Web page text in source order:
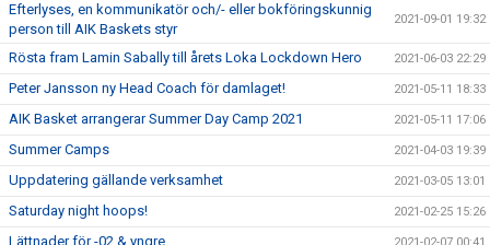
Efterlyses, en kommunikatör och/- eller bokföringskunnig
person till AIK Baskets styr
2021-09-01 19:32
Rösta fram Lamin Sabally till årets Loka Lockdown Hero 2021-06-03 22:29
Peter Jansson ny Head Coach för damlaget! 2021-05-11 18:33
AIK Basket arrangerar Summer Day Camp 2021 2021-05-11 17:06
Summer Camps 2021-04-03 19:39
Uppdatering gällande verksamhet 2021-03-05 13:01
Saturday night hoops! 2021-02-25 15:26
Lättnader för -02 & yngre